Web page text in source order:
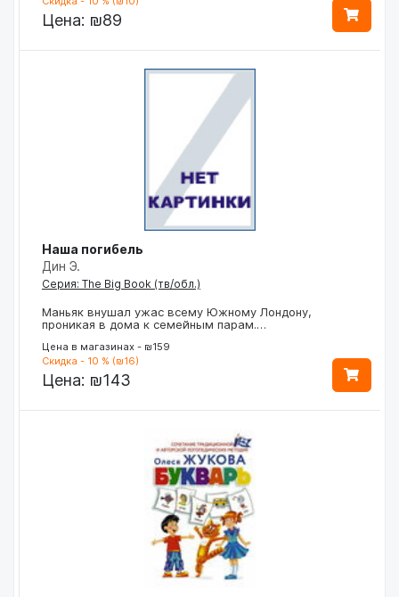
Цена: ₪89
Наша погибель
Дин Э.
Серия: The Big Book (тв/обл.)
Маньяк внушал ужас всему Южному Лондону,
проникая в дома к семейным парам.…
Цена в магазинах - ₪159
Скидка - 10 % (₪16)
Цена: ₪143